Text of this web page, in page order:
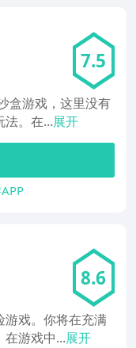
7.5
盒游戏，这里没有
法。在...展开
8.6
游戏。你将在充满
游戏中...展开